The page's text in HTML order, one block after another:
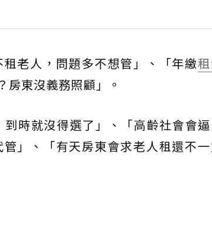
老人，問題多不想管」、「年繳
房東沒義務照顧」。
時就沒得選了」、「高齡社會會
」、「有天房東會求老人租還不